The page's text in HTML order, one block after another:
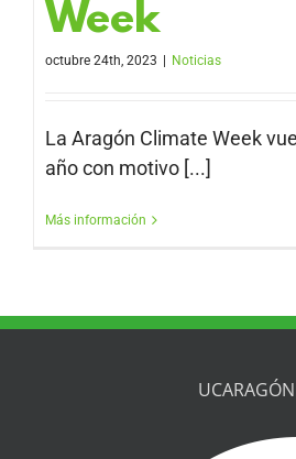
Week
octubre 24th, 2023 Noticias
La Aragón Climate Week
año con motivo [...]
Más información
UCARAGÓN